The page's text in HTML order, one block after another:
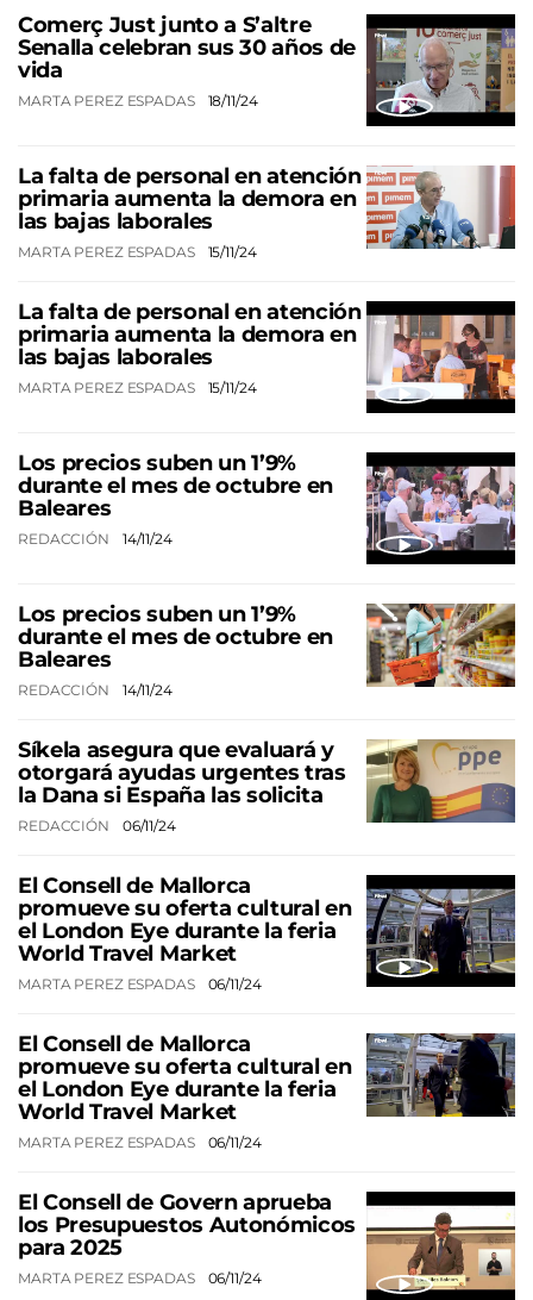
Comerç Just junto a S’altre
Senalla celebran sus 30 años de
vida
MARTA PEREZ ESPADAS 18/11/24
La falta de personal en atención
primaria aumenta la demora en
las bajas laborales
MARTA PEREZ ESPADAS 15/11/24
La falta de personal en atención
primaria aumenta la demora en
las bajas laborales
MARTA PEREZ ESPADAS 15/11/24
Los precios suben un 1’9%
durante el mes de octubre en
Baleares
REDACCIÓN 14/11/24
Los precios suben un 1’9%
durante el mes de octubre en
Baleares
REDACCIÓN 14/11/24
Síkela asegura que evaluará y
otorgará ayudas urgentes tras
la Dana si España las solicita
REDACCIÓN 06/11/24
El Consell de Mallorca
promueve su oferta cultural en
el London Eye durante la feria
World Travel Market
MARTA PEREZ ESPADAS 06/11/24
El Consell de Mallorca
promueve su oferta cultural en
el London Eye durante la feria
World Travel Market
MARTA PEREZ ESPADAS 06/11/24
El Consell de Govern aprueba
los Presupuestos Autonómicos
para 2025
MARTA PEREZ ESPADAS 06/11/24